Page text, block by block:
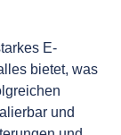
E-
bietet, was
und